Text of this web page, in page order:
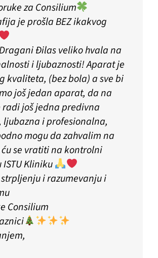
za Consilium
je prošla BEZ ikakvog
Đilas veliko hvala na
i ljubaznosti! Aparat je
kvaliteta, (bez bola) a sve bi
još jedan aparat, da na
još jedna predivna
ljubazna i profesionalna,
mogu da zahvalim na
ću se vratiti na kontrolni
Kliniku
i razumevanju i
Consilium